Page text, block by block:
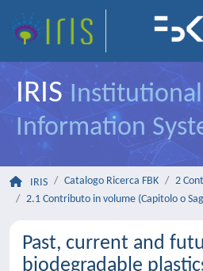
IRIS Institutional
Information
IRIS Catalogo Ricerca FBK
2
2.1 Contributo in volume (Capitolo o
Past, current and
biodegradable